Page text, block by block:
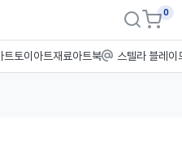
0
트토이 아트재료아트북 스텔라 블레이